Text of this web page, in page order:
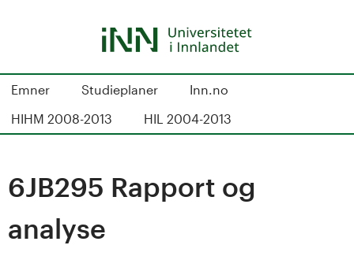
S
d
Emner Studieplaner
Inn.no
HIHM 2008-2013
HIL 2004-2013
6JB295 Rapport og
analyse